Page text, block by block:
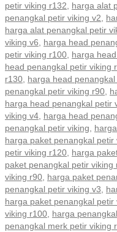
petir viking r132, harga alat
penangkal petir viking v2,
harga alat penangkal petir
viking v6, harga head
petir viking r100, harga
head penangkal petir viking
r130, harga head
penangkal petir viking r90,
harga head penangkal petir
viking v4, harga head
penangkal petir viking,
harga paket penangkal petir
petir viking r120, harga
paket penangkal petir viking
viking r90, harga paket
penangkal petir viking v3,
harga paket penangkal petir
viking r100, harga
penangkal merk petir viking